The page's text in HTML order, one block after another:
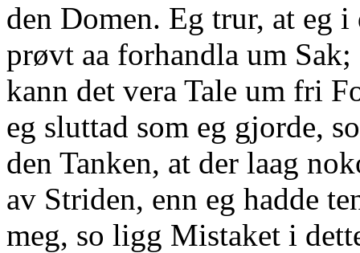
den Domen. Eg trur, at eg
prøvt aa forhandla um
kann det vera Tale um fri
eg sluttad som eg gjorde,
den Tanken, at der laag
av Striden, enn eg hadde
meg, so ligg Mistaket i